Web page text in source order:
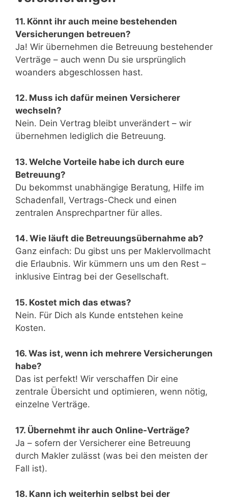
11. Könnt ihr auch meine bestehenden
Versicherungen betreuen?
Ja! Wir übernehmen die Betreuung bestehender
Verträge – auch wenn Du sie ursprünglich
woanders abgeschlossen hast.
12. Muss ich dafür meinen Versicherer
wechseln?
Nein. Dein Vertrag bleibt unverändert – wir
übernehmen lediglich die Betreuung.
13. Welche Vorteile habe ich durch eure
Betreuung?
Du bekommst unabhängige Beratung, Hilfe im
Schadenfall, Vertrags-Check und einen
zentralen Ansprechpartner für alles.
14. Wie läuft die Betreuungsübernahme ab?
Ganz einfach: Du gibst uns per Maklervollmacht
die Erlaubnis. Wir kümmern uns um den Rest –
inklusive Eintrag bei der Gesellschaft.
15. Kostet mich das etwas?
Nein. Für Dich als Kunde entstehen keine
Kosten.
16. Was ist, wenn ich mehrere Versicherungen
habe?
Das ist perfekt! Wir verschaffen Dir eine
zentrale Übersicht und optimieren, wenn nötig,
einzelne Verträge.
17. Übernehmt ihr auch Online-Verträge?
Ja – sofern der Versicherer eine Betreuung
durch Makler zulässt (was bei den meisten der
Fall ist).
18. Kann ich weiterhin selbst bei der